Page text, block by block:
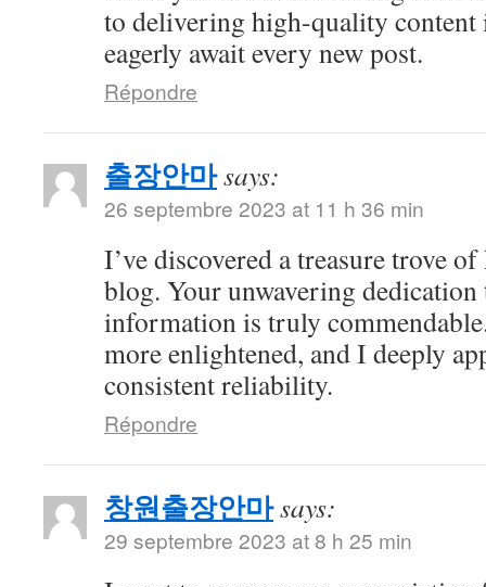
to delivering high-quality content
eagerly await every new post.
Répondre
출장안마says:
26 septembre 2023 at 11 h 36 min
I’ve discovered a treasure trove
blog. Your unwavering
information is truly
more enlightened, and I deeply
consistent reliability.
Répondre
창원출장안마says:
29 septembre 2023 at 8 h 25 min